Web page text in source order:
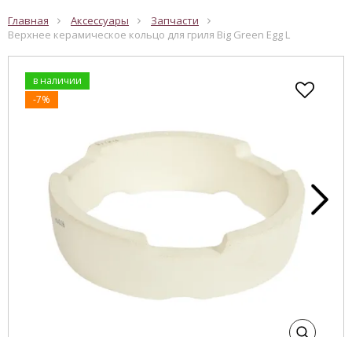
Главная Аксессуары
Запчасти
Верхнее керамическое кольцо для гриля Big Green Egg L
в наличии
-7%